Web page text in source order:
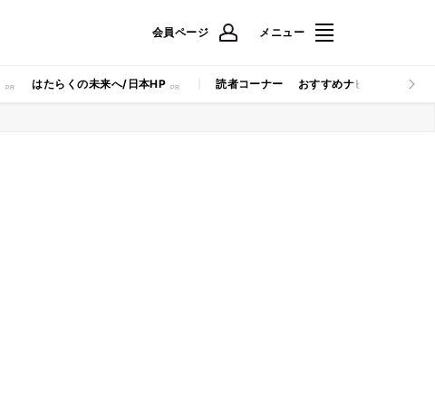
会員ページ メニュー
はたらくの未来へ/日本HP 読者コーナー おすすめナビ マイナビ